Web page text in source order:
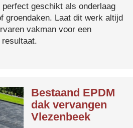
geschikt als onderlaag
groendaken. Laat dit werk altijd
vakman voor een
Bestaand EPDM
dak vervangen
Vlezenbeek